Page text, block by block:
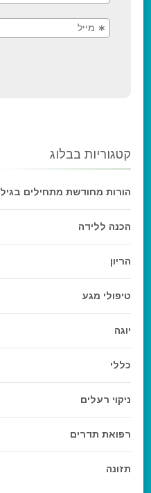
קטגוריות בבלוג
הורות מחודשת מתחילים בגיל 49
הכנה ללידה
הריון
טיפולי מגע
יוגה
כללי
ניקוי רעלים
רפואת תדרים
תזונה